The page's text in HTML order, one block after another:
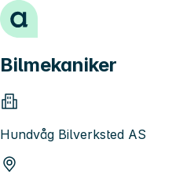
Hopp til innhold
Bilmekaniker
Hundvåg Bilverksted AS